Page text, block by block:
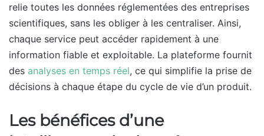
relie toutes les données réglementées des entreprises
scientifiques, sans les obliger à les centraliser. Ainsi,
chaque service peut accéder rapidement à une
information fiable et exploitable. La plateforme fournit
des analyses en temps réel, ce qui simplifie la prise de
décisions à chaque étape du cycle de vie d’un produit.
Les bénéfices d’une